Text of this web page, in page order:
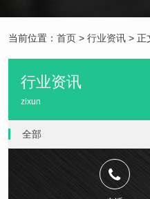
当前位置： 首页 > 行业资讯 > 正
行业资讯
zixun
全部